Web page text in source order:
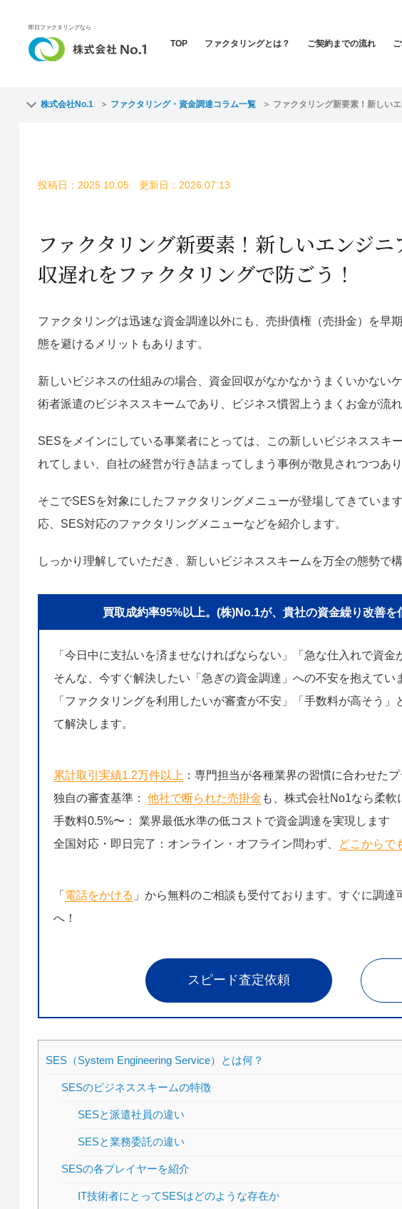
即日ファクタリングなら
TOP ファクタリングとは？ ご契約までの流れ
株式会社No.1 ファクタリング・資金調達コラム一覧 ファクタリング新要素！新しい
投稿日：2025.10.05 更新日：2026.07.13
ファクタリング新要素！新しいエンジ
収遅れをファクタリングで防ごう！
ファクタリングは迅速な資金調達以外にも、売掛債権（売掛金）を早
態を避けるメリットもあります。
新しいビジネスの仕組みの場合、資金回収がなかなかうまくいかない
術者派遣のビジネススキームであり、ビジネス慣習上うまくお金が流
SESをメインにしている事業者にとっては、この新しいビジネススキ
れてしまい、自社の経営が行き詰まってしまう事例が散見されつつあり
そこでSESを対象にしたファクタリングメニューが登場してきていま
応、SES対応のファクタリングメニューなどを紹介します。
しっかり理解していただき、新しいビジネススキームを万全の態勢で
買取成約率95%以上。(株)No.1が、貴社の資金繰り改善を
「今日中に支払いを済ませなければならない」「急な仕入れで資
そんな、今すぐ解決したい「急ぎの資金調達」への不安を抱えてい
「ファクタリングを利用したいが審査が不安」「手数料が高そう
て解決します。
累計取引実績1.2万件以上 ：専門担当が各種業界の習慣に合わせた
独自の審査基準： 他社で断られた売掛金 も、株式会社No1なら柔軟
手数料0.5%〜： 業界最低水準の低コストで資金調達を実現します
全国対応・即日完了：オンライン・オフライン問わず、
どこからで
「 電話をかける 」から無料のご相談も受付ております。すぐに調達
へ！
スピード査定依頼
SES（System Engineering Service）とは何？
SESのビジネススキームの特徴
SESと派遣社員の違い
SESと業務委託の違い
SESの各プレイヤーを紹介
IT技術者にとってSESはどのような存在か